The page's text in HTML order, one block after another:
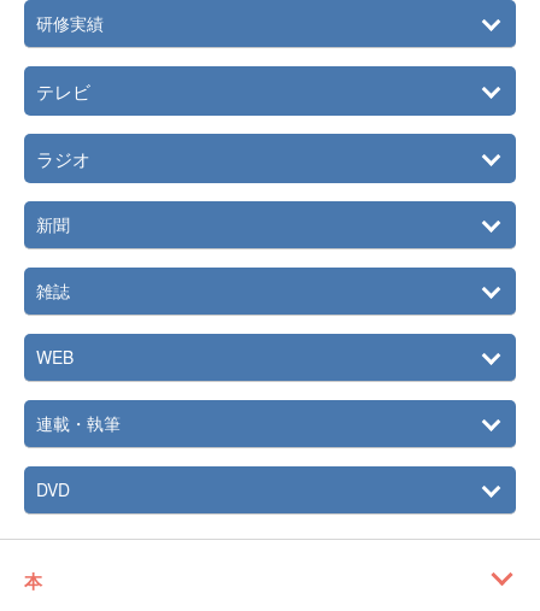
研修実績
テレビ
ラジオ
新聞
雑誌
WEB
連載・執筆
DVD
本